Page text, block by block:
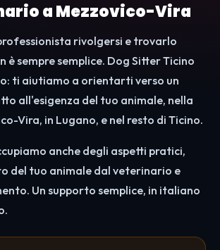
a Mezzovico-Vira
rivolgersi e trovarlo
è sempre semplice. Dog Sitter Ticino
ti aiutiamo a orientarti verso un
all'esigenza del tuo animale, nella
Vira, in Lugano, e nel resto di Ticino.
anche degli aspetti pratici,
del tuo animale dal veterinario e
Un supporto semplice, in italiano